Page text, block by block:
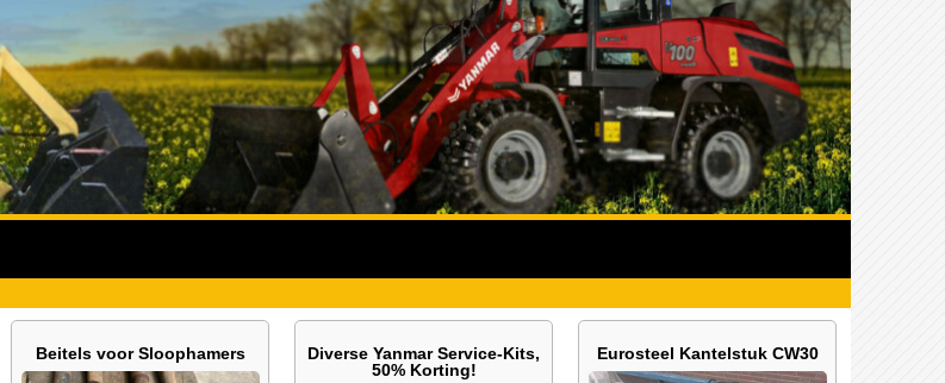
Beitels voor Sloophamers
Diverse Yanmar Service-Kits,
50% Korting!
Eurosteel Kantelstuk CW30